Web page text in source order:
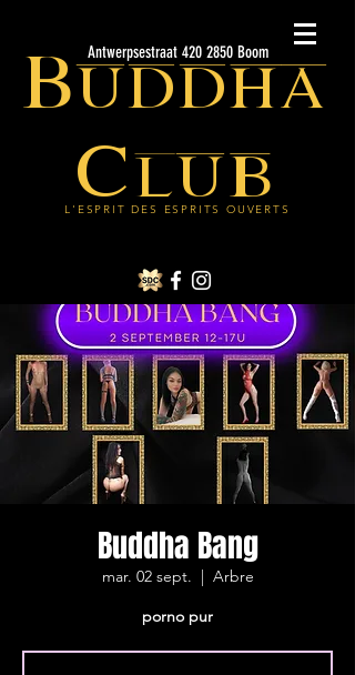
Buddha
Club
L'ESPRIT DES ESPRITS OUVERTS
Antwerpsestraat 420 2850 Boom
Buddha Bang
mar. 02 sept.
  |
Arbre
porno pur